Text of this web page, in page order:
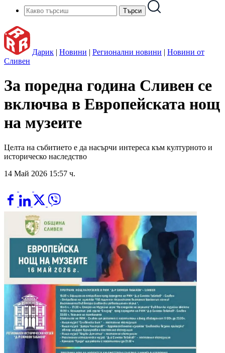
Дарик | Новини | Регионални новини | Новини от
Сливен
За поредна година Сливен се
включва в Европейската нощ
на музеите
Целта на събитието е да насърчи интереса към културното и
историческо наследство
14 Май 2026 15:57 ч.